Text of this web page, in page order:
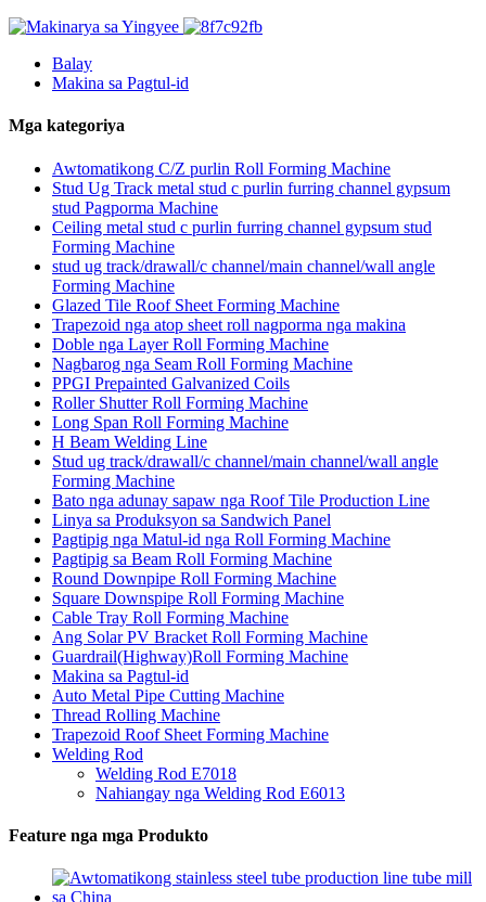
Balay
Makina sa Pagtul-id
Mga kategoriya
Awtomatikong C/Z purlin Roll Forming Machine
Stud Ug Track metal stud c purlin furring channel gypsum
stud Pagporma Machine
Ceiling metal stud c purlin furring channel gypsum stud
Forming Machine
stud ug track/drawall/c channel/main channel/wall angle
Forming Machine
Glazed Tile Roof Sheet Forming Machine
Trapezoid nga atop sheet roll nagporma nga makina
Doble nga Layer Roll Forming Machine
Nagbarog nga Seam Roll Forming Machine
PPGI Prepainted Galvanized Coils
Roller Shutter Roll Forming Machine
Long Span Roll Forming Machine
H Beam Welding Line
Stud ug track/drawall/c channel/main channel/wall angle
Forming Machine
Bato nga adunay sapaw nga Roof Tile Production Line
Linya sa Produksyon sa Sandwich Panel
Pagtipig nga Matul-id nga Roll Forming Machine
Pagtipig sa Beam Roll Forming Machine
Round Downpipe Roll Forming Machine
Square Downspipe Roll Forming Machine
Cable Tray Roll Forming Machine
Ang Solar PV Bracket Roll Forming Machine
Guardrail(Highway)Roll Forming Machine
Makina sa Pagtul-id
Auto Metal Pipe Cutting Machine
Thread Rolling Machine
Trapezoid Roof Sheet Forming Machine
Welding Rod
Welding Rod E7018
Nahiangay nga Welding Rod E6013
Feature nga mga Produkto